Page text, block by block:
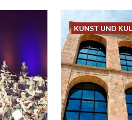
KUNST UND